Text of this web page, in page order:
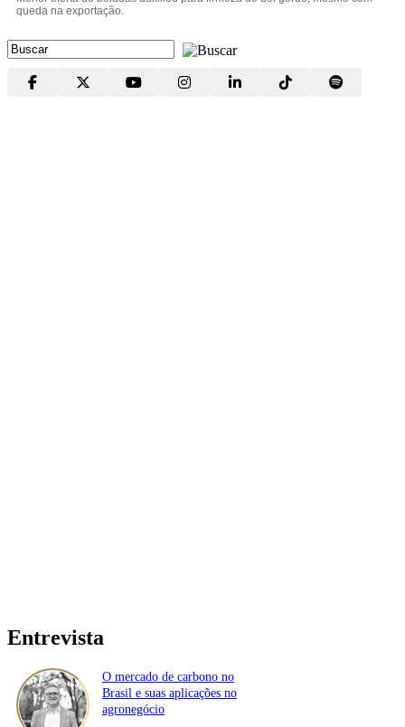
queda na exportação.
Entrevista
O mercado de carbono no
Brasil e suas aplicações no
agronegócio